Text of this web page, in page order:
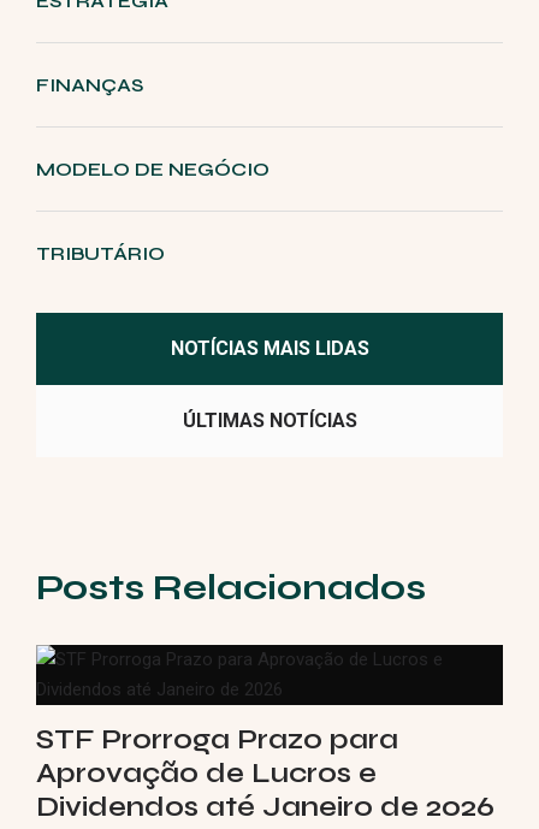
FINANÇAS
MODELO DE NEGÓCIO
TRIBUTÁRIO
NOTÍCIAS MAIS LIDAS
ÚLTIMAS NOTÍCIAS
Posts Relacionados
STF Prorroga Prazo para
Aprovação de Lucros e
Dividendos até Janeiro de 2026